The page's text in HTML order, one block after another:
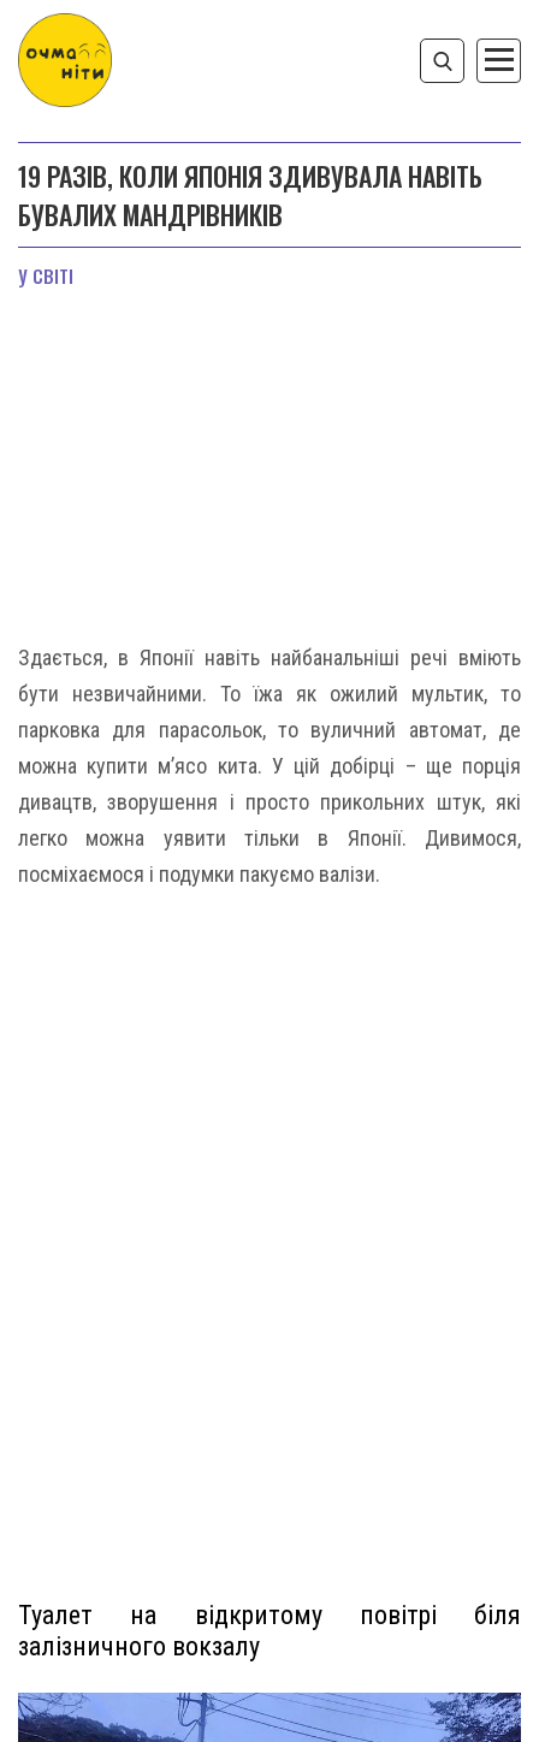
19 РАЗІВ, КОЛИ ЯПОНІЯ ЗДИВУВАЛА НАВІТЬ
БУВАЛИХ МАНДРІВНИКІВ
У СВІТІ
Здається, в Японії навіть найбанальніші речі вміють
бути незвичайними. То їжа як ожилий мультик, то
парковка для парасольок, то вуличний автомат, де
можна купити м’ясо кита. У цій добірці – ще порція
дивацтв, зворушення і просто прикольних штук, які
легко можна уявити тільки в Японії. Дивимося,
посміхаємося і подумки пакуємо валізи.
Туалет на відкритому повітрі біля
залізничного вокзалу